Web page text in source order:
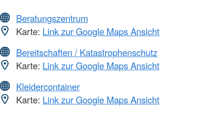
Beratungszentrum
Karte: Link zur Google Maps Ansicht
Bereitschaften / Katastrophenschutz
Karte: Link zur Google Maps Ansicht
Kleidercontainer
Karte: Link zur Google Maps Ansicht